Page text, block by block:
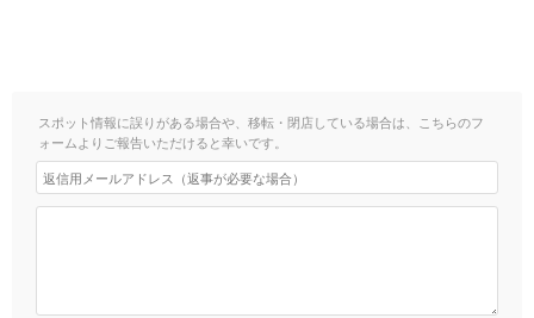
スポット情報に誤りがある場合や、移転・閉店している場合は、こちらのフ
ォームよりご報告いただけると幸いです。